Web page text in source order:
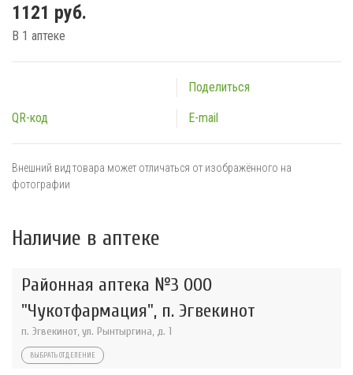
1121 руб.
В 1 аптеке
Поделиться
QR-код E-mail
Внешний вид товара может отличаться от изображённого на
фотографии
Наличие в аптеке
Районная аптека №3 ООО
"Чукотфармация", п. Эгвекинот
п. Эгвекинот, ул. Рынтыргина, д. 1
ВЫБРАТЬ ОТДЕЛЕНИЕ